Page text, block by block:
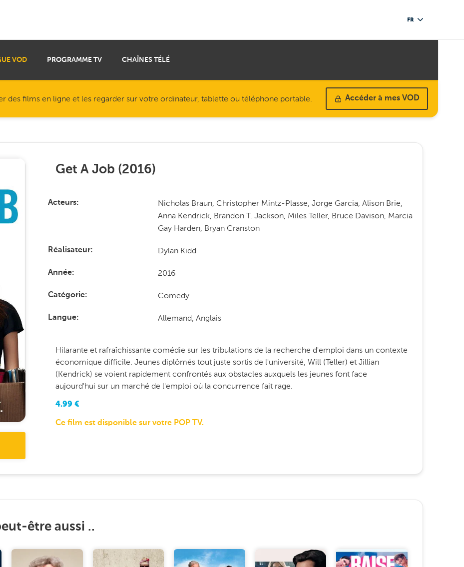
FR
VOD PROGRAMME TV CHAÎNES TÉLÉ
des films en ligne et les regarder sur votre ordinateur, tablette ou téléphone portable. Accéder à mes VOD
Get A Job (2016)
Acteurs
Nicholas Braun, Christopher Mintz-Plasse, Jorge Garcia, Alison Brie,
Anna Kendrick, Brandon T. Jackson, Miles Teller, Bruce Davison, Marcia
Gay Harden, Bryan Cranston
Réalisateur Dylan Kidd
Année 2016
Catégorie Comedy
Langue Allemand, Anglais
Hilarante et rafraîchissante comédie sur les tribulations de la recherche d'emploi dans un contexte
économique difficile. Jeunes diplômés tout juste sortis de l'université, Will (Teller) et Jillian
(Kendrick) se voient rapidement confrontés aux obstacles auxquels les jeunes font face
aujourd'hui sur un marché de l'emploi où la concurrence fait rage.
4.99 €
Ce film est disponible sur votre POP TV.
être aussi ..